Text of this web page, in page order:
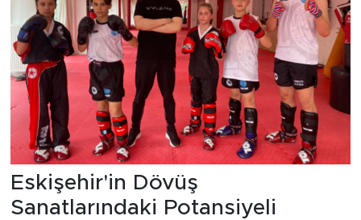
Eskişehir'in Dövüş
Sanatlarındaki Potansiyeli